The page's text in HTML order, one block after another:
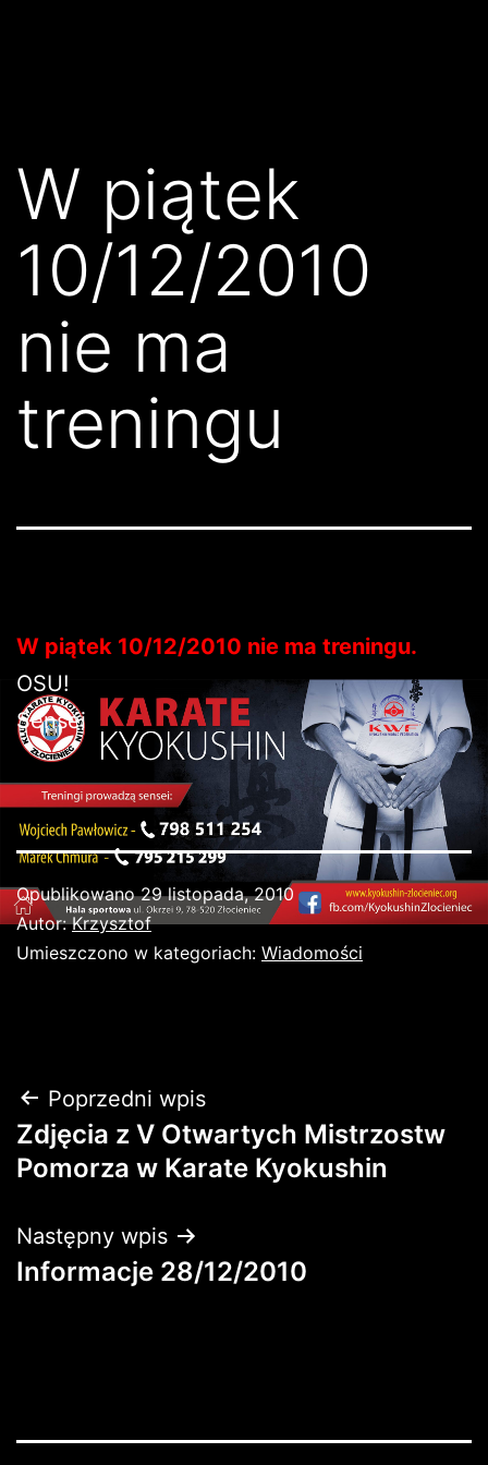
W piątek
10/12/2010
nie ma
treningu
W piątek 10/12/2010 nie ma treningu.
OSU!
Sensei
Opublikowano29 listopada, 2010
Autor:Krzysztof
Umieszczono w kategoriach: Wiadomości
Nawigacja
wpisu
Poprzedni wpis
Zdjęcia z V Otwartych Mistrzostw
Pomorza w Karate Kyokushin
Następny wpis
Informacje 28/12/2010